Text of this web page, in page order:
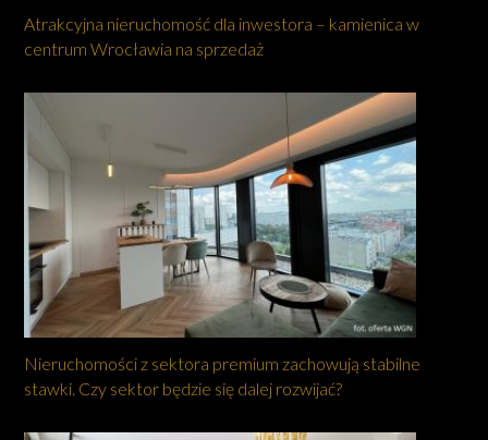
Atrakcyjna nieruchomość dla inwestora – kamienica w
centrum Wrocławia na sprzedaż
Nieruchomości z sektora premium zachowują stabilne
stawki. Czy sektor będzie się dalej rozwijać?